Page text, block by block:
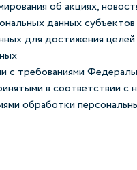
об акциях,
данных
для достижения
с требованиями
в соответствии
обработки